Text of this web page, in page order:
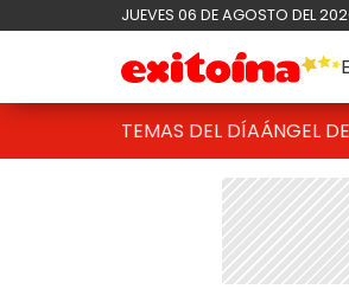
JUEVES 06 DE AGOSTO DEL
TEMAS DEL DÍAÁNGEL